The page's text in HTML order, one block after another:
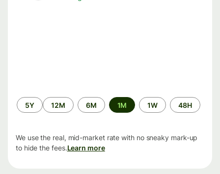
الفترة
الزمنية
48H
1W
1M
6M
12M
5Y
We use the real, mid-market rate with no sneaky mark-up
to hide the fees.Learn more